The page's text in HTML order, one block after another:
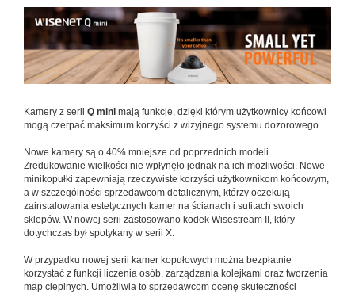
Kamery z serii Q mini mają funkcje, dzięki którym użytkownicy końcowi
mogą czerpać maksimum korzyści z wizyjnego systemu dozorowego.
Nowe kamery są o 40% mniejsze od poprzednich modeli.
Zredukowanie wielkości nie wpłynęło jednak na ich możliwości. Nowe
minikopułki zapewniają rzeczywiste korzyści użytkownikom końcowym,
a w szczególności sprzedawcom detalicznym, którzy oczekują
zainstalowania estetycznych kamer na ścianach i sufitach swoich
sklepów. W nowej serii zastosowano kodek Wisestream II, który
dotychczas był spotykany w serii X.
W przypadku nowej serii kamer kopułowych można bezpłatnie
korzystać z funkcji liczenia osób, zarządzania kolejkami oraz tworzenia
map cieplnych. Umożliwia to sprzedawcom ocenę skuteczności